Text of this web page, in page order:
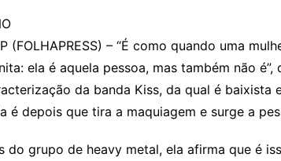
(FOLHAPRESS) – “É como quando uma
ela é aquela pessoa, mas também não é”,
da banda Kiss, da qual é baixista
é depois que tira a maquiagem e surge a
do grupo de heavy metal, ela afirma que é